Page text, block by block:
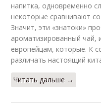
напитка, одновременно
некоторые сравнивают
Значит, эти «знатоки»
ароматизированный чай,
европейцам, которые. К
различать настоящий
Читать дальше →